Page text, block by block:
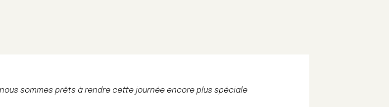
sommes prêts à rendre cette journée encore plus spéciale